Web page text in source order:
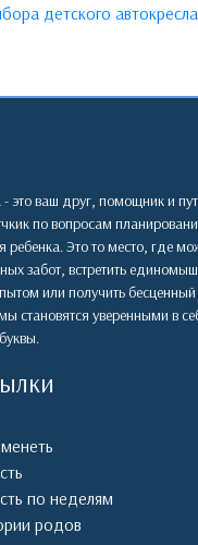
детского автокресла
- это ваш друг, помощник и
по вопросам
ребенка. Это то место, где
забот, встретить
или получить
становятся уверенными в
по неделям
родов